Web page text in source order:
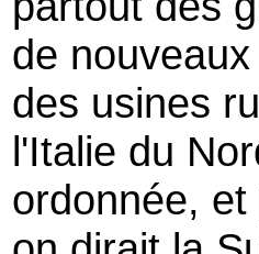
de
des usines
l'Italie du
ordonnée, et